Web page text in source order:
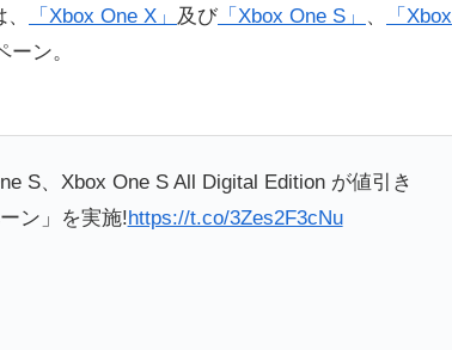
「Xbox One X」 及び 「Xbox One S」 、
「Xbox
ン。
S、Xbox One S All Digital Edition が値引き
ン」を実施!https://t.co/3Zes2F3cNu